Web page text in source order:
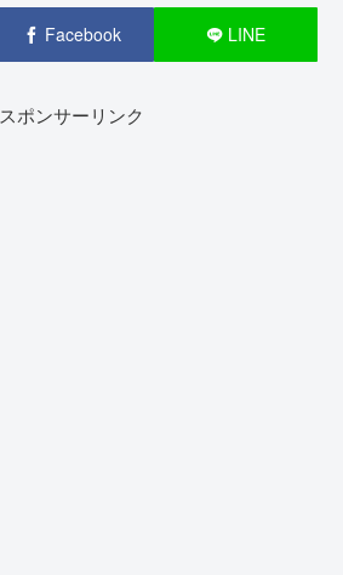
Facebook LINE
スポンサーリンク